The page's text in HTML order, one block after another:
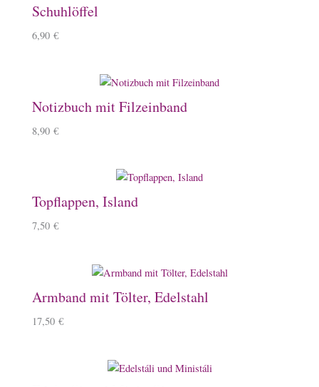
Schuhlöffel
6,90 €
Notizbuch mit Filzeinband
8,90 €
Topflappen, Island
7,50 €
Armband mit Tölter, Edelstahl
17,50 €